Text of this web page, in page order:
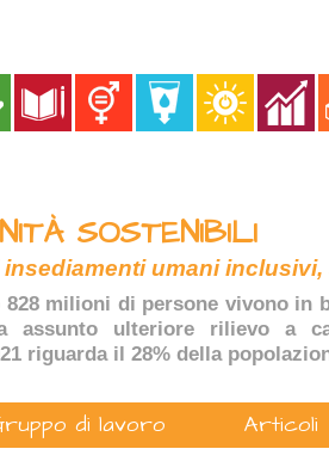
SOSTENIBILI
insediamenti umani
milioni di persone vivono
assunto ulteriore rilievo a
riguarda il 28% della
di lavoro Articoli